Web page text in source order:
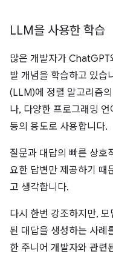
LLM을 사용한 학습
많은 개발자가 ChatGPT
발 개념을 학습하고 있습
(LLM)에 정렬 알고리즘
나, 다양한 프로그래밍
등의 용도로 사용합니다.
질문과 대답의 빠른 상호
요한 답변만 제공하기 때
고 생각합니다.
다시 한번 강조하지만,
된 대답을 생성하는 사례
한 주니어 개발자와 관련